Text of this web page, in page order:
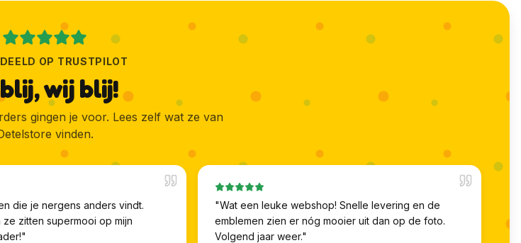
OP TRUSTPILOT
wij blij!
gingen je voor. Lees zelf wat ze van
vinden.
die je nergens anders vindt.
ze zitten supermooi op mijn
"
"Wat een leuke webshop! Snelle levering en de
emblemen zien er nóg mooier uit dan op de foto.
Volgend jaar weer."